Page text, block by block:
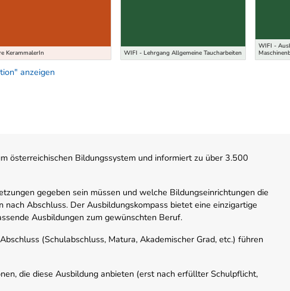
KerammalerIn WIFI - Lehrgang Allgemeine Taucharbeiten
WIFI -
anzeigen
österreichischen Bildungssystem und informiert zu über 3.500
gegeben sein müssen und welche Bildungseinrichtungen die
Abschluss. Der Ausbildungskompass bietet eine einzigartige
Ausbildungen zum gewünschten Beruf.
(Schulabschluss, Matura, Akademischer Grad, etc.) führen
die diese Ausbildung anbieten (erst nach erfüllter Schulpflicht,